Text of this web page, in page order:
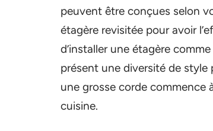
peuvent être conçues selon
étagère revisitée pour avoir
d’installer une étagère
présent une diversité de style
une grosse corde commence
cuisine.